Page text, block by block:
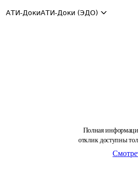
АТИ-ДокиАТИ-Доки (ЭДО)
Полная
отклик доступны